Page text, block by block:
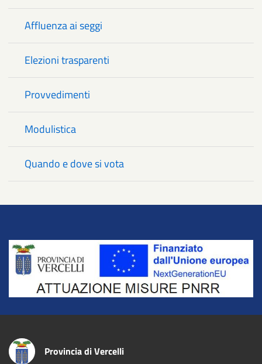
Affluenza ai seggi
Elezioni trasparenti
Provvedimenti
Modulistica
Quando e dove si vota
Title
Provincia di Vercelli